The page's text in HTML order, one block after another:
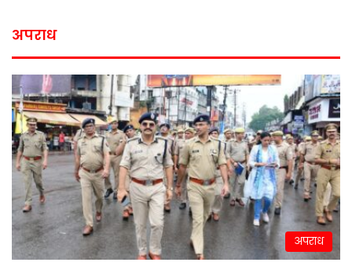
अपराध
अपराध